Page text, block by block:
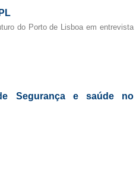
do Porto de Lisboa em entrevista
Segurança e saúde no